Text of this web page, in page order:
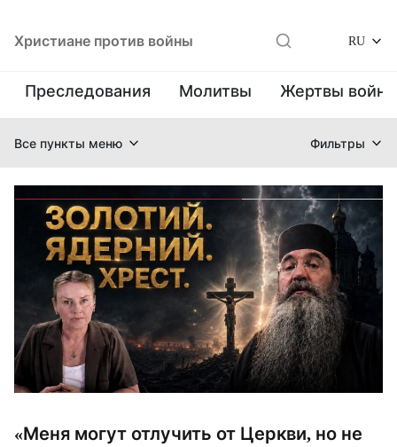
Христиане против войны RU
Преследования Молитвы Жертвы
Все пункты меню Фильтры
«Меня могут отлучить от Церкви, но не